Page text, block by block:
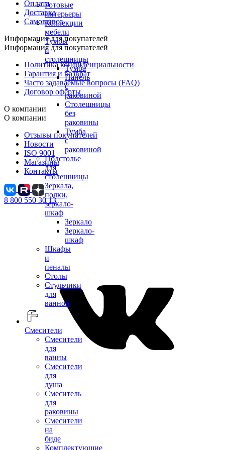
Готовые
интерьеры
Коллекции
мебели
Тумбы
и
столешницы
Тумба
Панель
с
раковиной
Столешницы
без
раковины
Тумба
с
раковиной
Подстолье
для
столешницы
Зеркала,
полки,
зеркало-
шкаф
Зеркало
Зеркало-
шкаф
Шкафы
и
пеналы
Столы
Стульчики
для
ванной
Смесители
Смесители
для
ванны
Смесители
для
душа
Смеситель
для
раковины
Смесители
на
биде
Комплектующие
Оплата
Доставка
Самовывоз
Информация для покупателей
Информация для покупателей
Политика конфиденциальности
Гарантия и возврат
Часто задаваемые вопросы (FAQ)
Договор оферты
О компании
О компании
Отзывы покупателей
Новости
ISO 9001
Магазины
Контакты
8 800 550 30 13